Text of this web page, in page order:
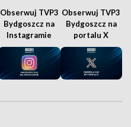
Obserwuj TVP3
Bydgoszcz na
Instagramie
Obserwuj TVP3
Bydgoszcz na
portalu X